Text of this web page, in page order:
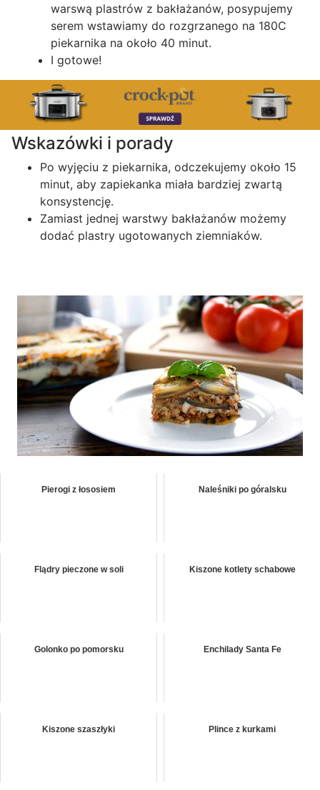
warswą plastrów z bakłażanów, posypujemy
serem wstawiamy do rozgrzanego na 180C
piekarnika na około 40 minut.
I gotowe!
Wskazówki i porady
Po wyjęciu z piekarnika, odczekujemy około 15
minut, aby zapiekanka miała bardziej zwartą
konsystencję.
Zamiast jednej warstwy bakłażanów możemy
dodać plastry ugotowanych ziemniaków.
Pierogi z łososiem Naleśniki po góralsku
Flądry pieczone w soli Kiszone kotlety schabowe
Golonko po pomorsku Enchilady Santa Fe
Kiszone szaszłyki Plince z kurkami